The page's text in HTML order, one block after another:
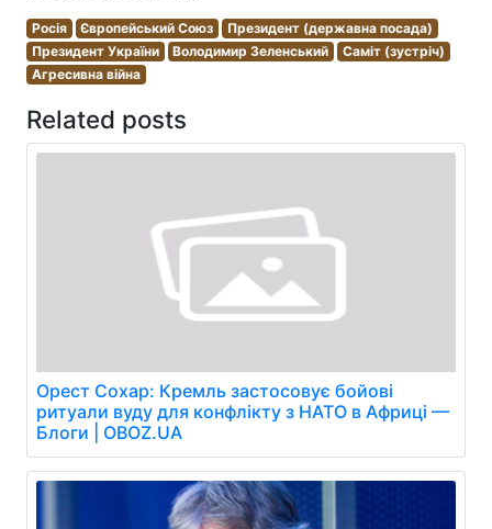
Росія Європейський Союз
Президент (державна посада)
Президент України
Володимир Зеленський
Саміт (зустріч)
Агресивна війна
Related posts
Орест Сохар: Кремль застосовує бойові
ритуали вуду для конфлікту з НАТО в Африці —
Блоги | OBOZ.UA